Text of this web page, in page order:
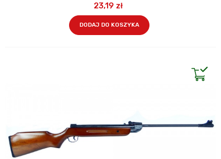
23,19 zł
DODAJ DO KOSZYKA